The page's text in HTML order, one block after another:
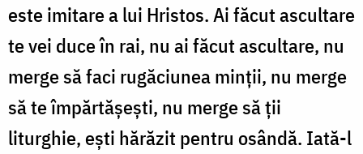
este imitare a lui Hristos. Ai făcut ascultare
te vei duce în rai, nu ai făcut ascultare, nu
merge să faci rugăciunea minții, nu merge
să te împărtășești, nu merge să ții
liturghie, ești hărăzit pentru osândă. Iată-l